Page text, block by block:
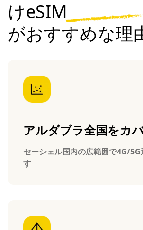
けeSIM
がおすすめな理
アルダブラ全国をカ
セーシェル国内の広範囲で4G/
す